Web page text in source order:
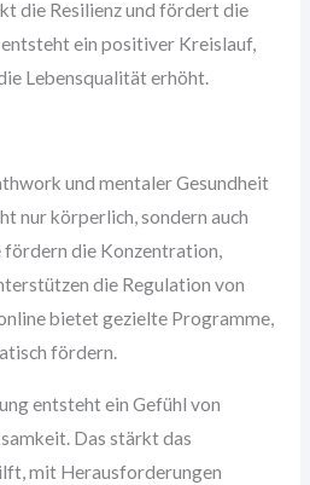
die Resilienz und fördert die
ein positiver Kreislauf,
Lebensqualität erhöht.
und mentaler Gesundheit
nur körperlich, sondern auch
die Konzentration,
die Regulation von
bietet gezielte Programme,
fördern.
entsteht ein Gefühl von
Das stärkt das
mit Herausforderungen